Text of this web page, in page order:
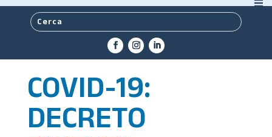
COVID-19:
DECRETO